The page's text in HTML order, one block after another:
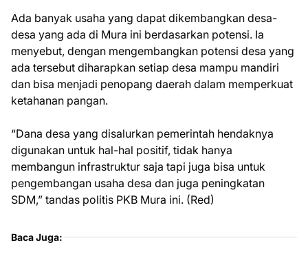
Ada banyak usaha yang dapat dikembangkan desa-
desa yang ada di Mura ini berdasarkan potensi. Ia
menyebut, dengan mengembangkan potensi desa yang
ada tersebut diharapkan setiap desa mampu mandiri
dan bisa menjadi penopang daerah dalam memperkuat
ketahanan pangan.
“Dana desa yang disalurkan pemerintah hendaknya
digunakan untuk hal-hal positif, tidak hanya
membangun infrastruktur saja tapi juga bisa untuk
pengembangan usaha desa dan juga peningkatan
SDM,” tandas politis PKB Mura ini. (Red)
Baca Juga: